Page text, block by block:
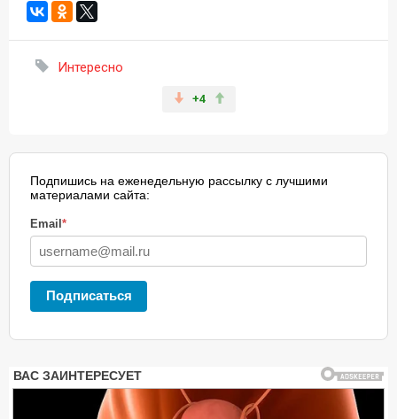
Интересно
+4
Подпишись на еженедельную рассылку с лучшими
материалами сайта:
Email *
Подписаться